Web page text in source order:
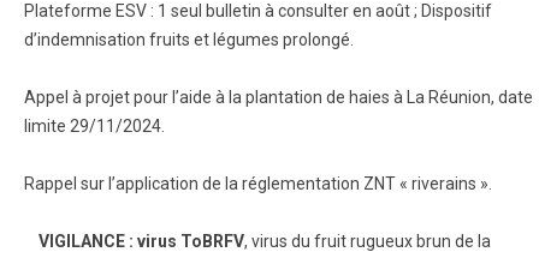
Plateforme ESV : 1 seul bulletin à consulter en août ; Dispositif
d’indemnisation fruits et légumes prolongé.
Appel à projet pour l’aide à la plantation de haies à La Réunion, date
limite 29/11/2024.
Rappel sur l’application de la réglementation ZNT « riverains ».
VIGILANCE : virus ToBRFV, virus du fruit rugueux brun de la